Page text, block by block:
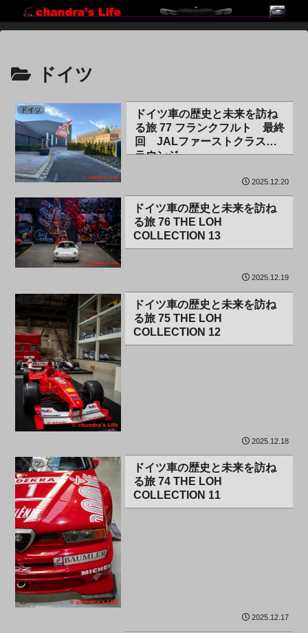
ドイツ
ドイツ
ドイツ車の歴史と未来を訪ね
る旅 77 フランクフルト 最終
回 JALファーストクラス・
ラウンジ
2025.12.20
ドイツ
ドイツ車の歴史と未来を訪ね
る旅 76 THE LOH
COLLECTION 13
2025.12.19
ドイツ
ドイツ車の歴史と未来を訪ね
る旅 75 THE LOH
COLLECTION 12
2025.12.18
ドイツ
ドイツ車の歴史と未来を訪ね
る旅 74 THE LOH
COLLECTION 11
2025.12.17